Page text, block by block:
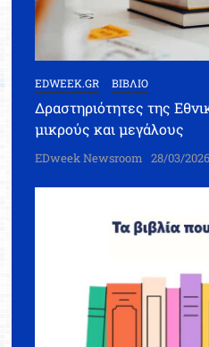
EDWEEK.GR ΒΙΒΛΙΟ
Δραστηριότητες της
μικρούς και μεγάλους
EDweek Newsroom 28/03/2026